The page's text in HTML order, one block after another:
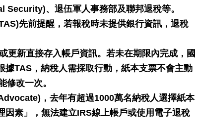
、退伍軍人事務部及聯邦退稅等。
先前提醒，若報稅時未提供銀行資訊，退稅
更新直接存入帳戶資訊。若未在期限內完成，國
TAS，納稅人需採取行動，紙本支票不會主動
修改一次。
，去年有超過1000萬名納稅人選擇紙本
素」，無法建立IRS線上帳戶或使用電子退稅